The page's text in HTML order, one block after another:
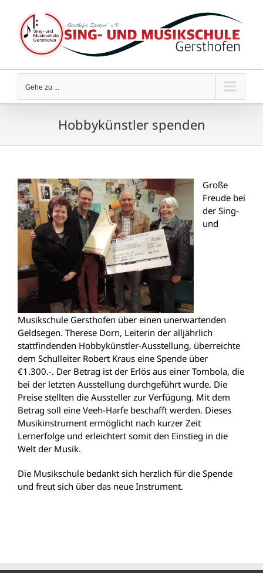
springen
Gehe zu ...
Hobbykünstler spenden
Große
Freude bei
der Sing-
und
Musikschule Gersthofen über einen unerwartenden
Geldsegen. Therese Dorn, Leiterin der alljährlich
stattfindenden Hobbykünstler-Ausstellung, überreichte
dem Schulleiter Robert Kraus eine Spende über
€1.300.-. Der Betrag ist der Erlös aus einer Tombola, die
bei der letzten Ausstellung durchgeführt wurde. Die
Preise stellten die Aussteller zur Verfügung. Mit dem
Betrag soll eine Veeh-Harfe beschafft werden. Dieses
Musikinstrument ermöglicht nach kurzer Zeit
Lernerfolge und erleichtert somit den Einstieg in die
Welt der Musik.
Die Musikschule bedankt sich herzlich für die Spende
und freut sich über das neue Instrument.